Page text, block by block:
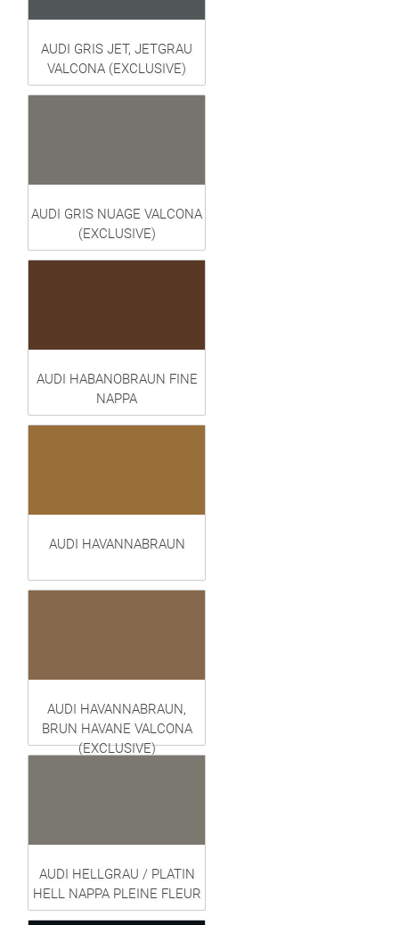
AUDI GRIS JET, JETGRAU
VALCONA (EXCLUSIVE)
AUDI GRIS NUAGE VALCONA
(EXCLUSIVE)
AUDI HABANOBRAUN FINE
NAPPA
AUDI HAVANNABRAUN
AUDI HAVANNABRAUN,
BRUN HAVANE VALCONA
(EXCLUSIVE)
AUDI HELLGRAU / PLATIN
HELL NAPPA PLEINE FLEUR